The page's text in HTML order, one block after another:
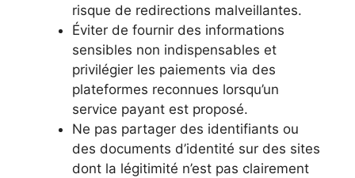
risque de redirections malveillantes.
Éviter de fournir des informations
sensibles non indispensables et
privilégier les paiements via des
plateformes reconnues lorsqu’un
service payant est proposé.
Ne pas partager des identifiants ou
des documents d’identité sur des sites
dont la légitimité n’est pas clairement